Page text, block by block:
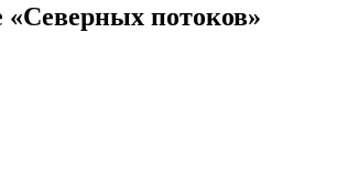
потоков»